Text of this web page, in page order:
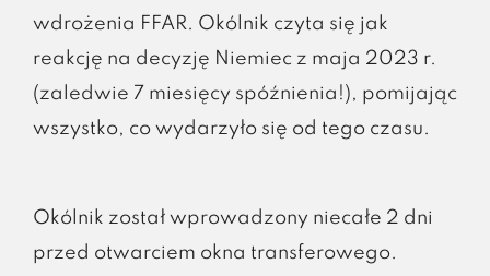
wdrożenia FFAR. Okólnik czyta się jak
reakcję na decyzję Niemiec z maja 2023 r.
(zaledwie 7 miesięcy spóźnienia!), pomijając
wszystko, co wydarzyło się od tego czasu.
Okólnik został wprowadzony niecałe 2 dni
przed otwarciem okna transferowego.